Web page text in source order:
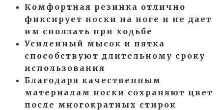
Комфортная резинка отлично
фиксирует носки на ноге и не дает
им сползать при ходьбе
Усиленный мысок и пятка
способствуют длительному сроку
использования
Благодаря качественным
материалам носки сохраняют цвет
после многократных стирок